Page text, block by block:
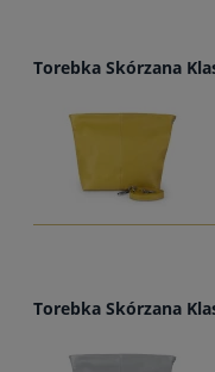
Torebka Skórzana
Torebka Skórzana